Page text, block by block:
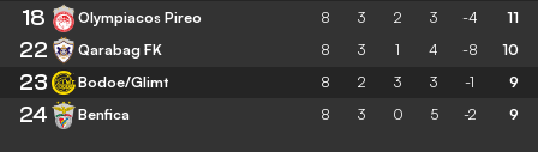
18 Olympiacos Pireo 8 3 2 3 -4 11
22 Qarabag FK 8 3 1 4 -8 10
23 Bodoe/Glimt 8 2 3 3 -1 9
24 Benfica 8 3 0 5 -2 9